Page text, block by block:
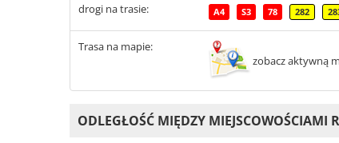
drogi na trasie: A4 S3 78 282
Trasa na mapie:
zobacz aktywną
ODLEGŁOŚĆ MIĘDZY MIEJSCOWOŚCIAMI